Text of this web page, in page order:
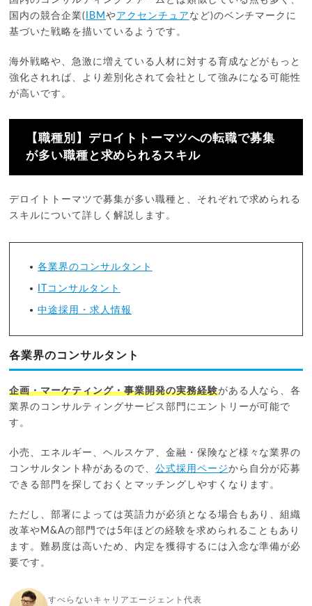
国内の競合企業(
IBMやアクセンチュア など)のベンチマークに
基づいた戦略を描いているようです。
海外戦略や、急激に増えている人材に対する育成などがもっと
強化されれば、より差別化されて会社として強みになる可能性
が高いです。
【職種別】デロイトトーマツへの転職で募集
が多い職種と求められるスキル
デロイトトーマツで募集が多い職種と、それぞれで求められる
スキルについて詳しく解説します。
各業界のコンサルタント
ITコンサルタント
中途採用・求人情報
各業界のコンサルタント
企画・マーケティング・事業開発の実務経験がある人なら、各
業界のコンサルティングサービス部門にエントリーが可能で
す。
小売、エネルギー、ヘルスケア、金融・保険など様々な業界の
コンサルタント枠があるので、 公式採用ページから自分が応募
できる部門を探しておくとマッチングしやすくなります。
ただし、部署によっては英語力が必須となる場合もあり、組織
改革やM&Aの部門では5年ほどの経験を求められることもあり
ます。難易度は高いため、内定を獲得するには入念な準備が必
要です。
すべらないキャリアエージェント代表